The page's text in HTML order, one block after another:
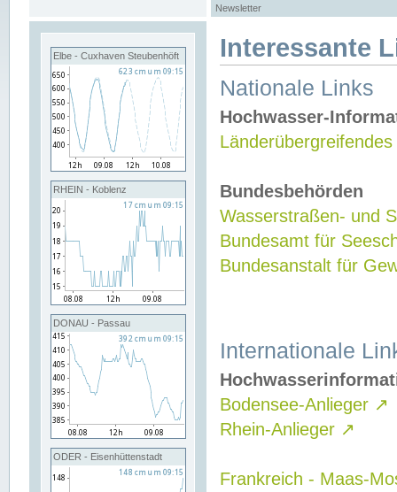
Newsletter
Elbe - Cuxhaven Steubenhöft
RHEIN - Koblenz
DONAU - Passau
ODER - Eisenhüttenstadt
Interessante
Nationale Links
Hochwasser-
Bundesbehörden
Wasserstraßen- und
Bundesamt für
Bundesanstalt für
Internationale
Bodensee-Anlieger ↗
Rhein-Anlieger ↗
Frankreich - Maas-